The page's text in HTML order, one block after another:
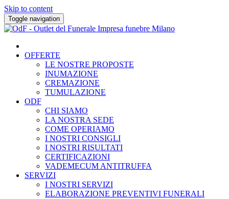
Skip to content
Toggle navigation
OFFERTE
LE NOSTRE PROPOSTE
INUMAZIONE
CREMAZIONE
TUMULAZIONE
ODF
CHI SIAMO
LA NOSTRA SEDE
COME OPERIAMO
I NOSTRI CONSIGLI
I NOSTRI RISULTATI
CERTIFICAZIONI
VADEMECUM ANTITRUFFA
SERVIZI
I NOSTRI SERVIZI
ELABORAZIONE PREVENTIVI FUNERALI